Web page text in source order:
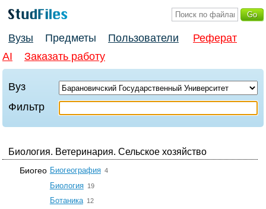
Вузы Предметы Пользователи
Реферат
AI
Заказать работу
Вуз
Фильтр
Биология. Ветеринария. Сельское хозяйство
Биогео Биогеография 4
Биология 19
Ботаника 12